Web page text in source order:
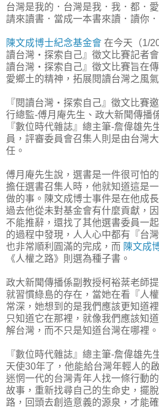
台灣是我的．台灣是我．我．都．
請來讀書．當成一本書來讀．讀你
陳文成博士紀念基金會 在今天（1/
讀台灣‧探索自己』徵文比賽記者
讀台灣‧探索自己』徵文比賽旨在傳
愛鄉土的精神，拓展閱讀台灣之風氣
『閱讀台灣‧探索自己』徵文比賽
行總監-傅月庵先生、政大新聞傳播
『數位時代雜誌』總主筆-詹偉雄先
員，評審委員會召集人則是由台灣
任。
傅月庵先生說，選書是一件很可怕
擔任選書召集人時，他就知道這是
做的事。陳文成博士事件是在他成
過去他從未對基金會有什麼貢獻，
不能推辭，還找了其他選書委員一
的過程中發現，人人心中都有『台
也非常順利圓滿的完成，而 陳文成
《人權之路》則選為種子書。
政大新聞傳播係副教授柯裕棻老師
就習慣綠島的存在，當她在看『人
常深，她想到的是我們應該更知道
只知道它在那裡，就像我們應該知
解台灣，而不只是知道台灣在哪裡。
『數位時代雜誌』總主筆-詹偉雄先
天使30年了，他能給台灣年輕人的
迷惘一代的台灣青年人找一條行動
故事，重新找尋自己的生命史，擺
路，回頭去創造意義的源泉，才能